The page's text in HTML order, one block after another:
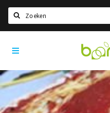
Home
Informatie
Over Baarle